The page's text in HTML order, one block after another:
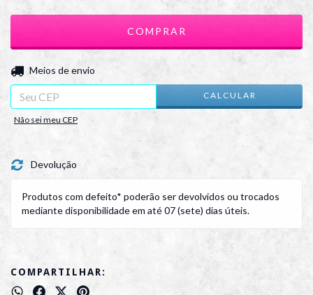
Entregas para o CEP:
Meios de envio
CALCULAR
Não sei meu CEP
Devolução
Produtos com defeito* poderão ser devolvidos ou trocados
mediante disponibilidade em até 07 (sete) dias úteis.
COMPARTILHAR: